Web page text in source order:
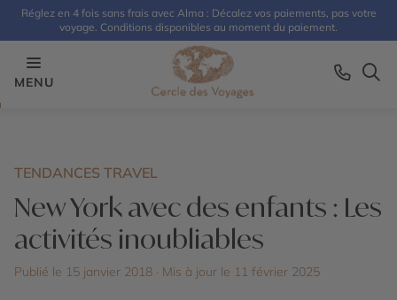
Réglez en 4 fois sans frais avec Alma : Décalez vos paiements, pas votre
voyage. Conditions disponibles au moment du paiement.
MENU
TENDANCES TRAVEL
New York avec des enfants : Les
activités inoubliables
Publié le 15 janvier 2018 · Mis à jour le 11 février 2025